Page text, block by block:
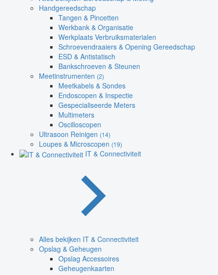
Handgereedschap
Tangen & Pincetten
Werkbank & Organisatie
Werkplaats Verbruiksmaterialen
Schroevendraaiers & Opening Gereedschap
ESD & Antistatisch
Bankschroeven & Steunen
Meetinstrumenten (2)
Meetkabels & Sondes
Endoscopen & Inspectie
Gespecialiseerde Meters
Multimeters
Oscilloscopen
Ultrasoon Reinigen (14)
Loupes & Microscopen (19)
IT & Connectiviteit
Alles bekijken IT & Connectiviteit
Opslag & Geheugen
Opslag Accessoires
Geheugenkaarten